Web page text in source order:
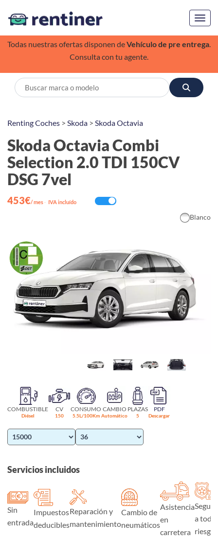
Todas nuestras ofertas disponen deVehículo de pre entrega.
Consulta con tu agente.
Renting Coches > Skoda > Skoda Octavia
Skoda Octavia Combi
Selection 2.0 TDI 150CV
DSG 7vel
453€/ mes · IVA incluído
Blanco
COMBUSTIBLE
Diésel
CV
150
CONSUMO
5.5L/100Km
CAMBIO
Automático
PLAZAS
5
PDF
Descargar
Servicios incluidos
Sin
entrada
Impuestos
deducibles
Reparación y
mantenimiento
Cambio de
neumáticos
Asistencia
en
carretera
Seguro
a todo
riesgo